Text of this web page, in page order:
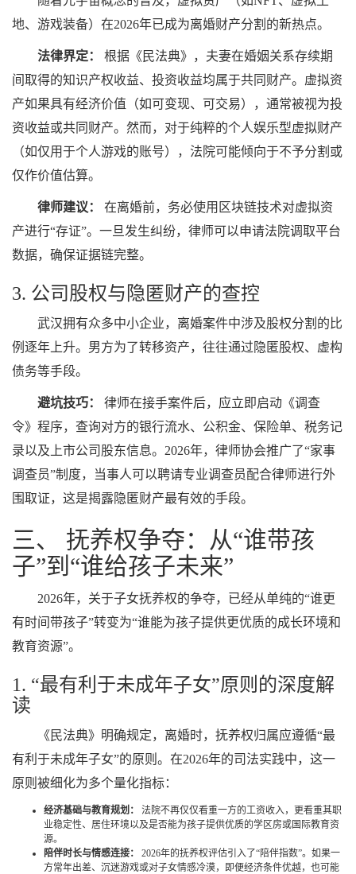
地、游戏装备）在2026年已成为离婚财产分割的新热点。
法律界定：
根据《民法典》，夫妻在婚姻关系存续期
间取得的知识产权收益、投资收益均属于共同财产。虚拟资
产如果具有经济价值（如可变现、可交易），通常被视为投
资收益或共同财产。然而，对于纯粹的个人娱乐型虚拟财产
（如仅用于个人游戏的账号），法院可能倾向于不予分割或
仅作价值估算。
律师建议：
在离婚前，务必使用区块链技术对虚拟资
产进行“存证”。一旦发生纠纷，律师可以申请法院调取平台
数据，确保证据链完整。
3. 公司股权与隐匿财产的查控
武汉拥有众多中小企业，离婚案件中涉及股权分割的比
例逐年上升。男方为了转移资产，往往通过隐匿股权、虚构
债务等手段。
避坑技巧：
律师在接手案件后，应立即启动《调查
令》程序，查询对方的银行流水、公积金、保险单、税务记
录以及上市公司股东信息。2026年，律师协会推广了“家事
调查员”制度，当事人可以聘请专业调查员配合律师进行外
围取证，这是揭露隐匿财产最有效的手段。
三、 抚养权争夺：从“谁带孩
子”到“谁给孩子未来”
2026年，关于子女抚养权的争夺，已经从单纯的“谁更
有时间带孩子”转变为“谁能为孩子提供更优质的成长环境和
教育资源”。
1. “最有利于未成年子女”原则的深度解
读
《民法典》明确规定，离婚时，抚养权归属应遵循“最
有利于未成年子女”的原则。在2026年的司法实践中，这一
原则被细化为多个量化指标：
经济基础与教育规划：
法院不再仅仅看重一方的工资收入，更看重其职
业稳定性、居住环境以及是否能为孩子提供优质的学区房或国际教育资
源。
陪伴时长与情感连接：
2026年的抚养权评估引入了“陪伴指数”。如果一
方常年出差、沉迷游戏或对子女情感冷漠，即便经济条件优越，也可能